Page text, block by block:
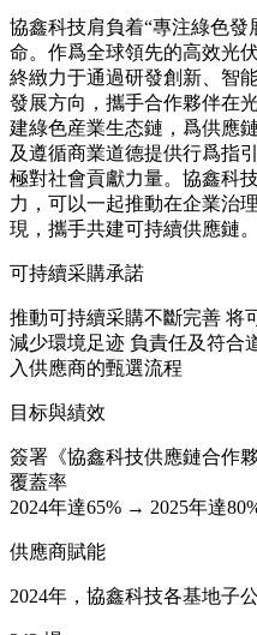
協鑫科技肩負着“專注綠色
命。作爲全球領先的高效光
終緻力于通過研發創新、智
發展方向，攜手合作夥伴在
建綠色産業生态鏈，爲供應
及遵循商業道德提供行爲指
極對社會貢獻力量。協鑫科
力，可以一起推動在企業治
現，攜手共建可持續供應鏈。
可持續采購承諾
推動可持續采購不斷完善 将
減少環境足迹 負責任及符合
入供應商的甄選流程
目标與績效
簽署《協鑫科技供應鏈合作
覆蓋率
2024年達65% → 2025年達
供應商賦能
2024年，協鑫科技各基地子